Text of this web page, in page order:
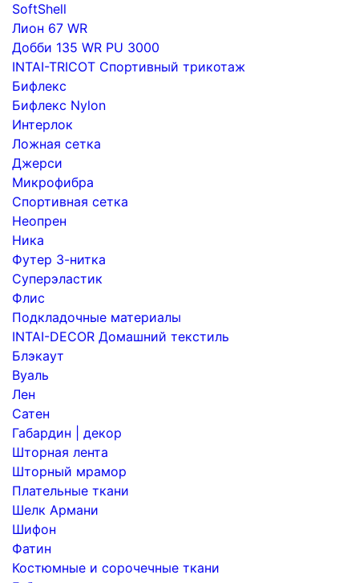
SoftShell
Лион 67 WR
Добби 135 WR PU 3000
INTAI-TRICOT Спортивный трикотаж
Бифлекс
Бифлекс Nylon
Интерлок
Ложная сетка
Джерси
Микрофибра
Спортивная сетка
Неопрен
Ника
Футер 3-нитка
Суперэластик
Флис
Подкладочные материалы
INTAI-DECOR Домашний текстиль
Блэкаут
Вуаль
Лен
Сатен
Габардин | декор
Шторная лента
Шторный мрамор
Плательные ткани
Шелк Армани
Шифон
Фатин
Костюмные и сорочечные ткани